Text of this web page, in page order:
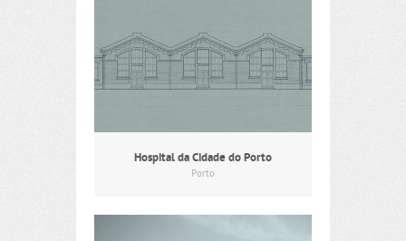
Hospital da Cidade do Porto
Porto